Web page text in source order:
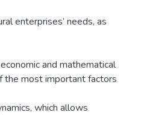
enterprises’ needs, as
and mathematical
the most important factors
which allows